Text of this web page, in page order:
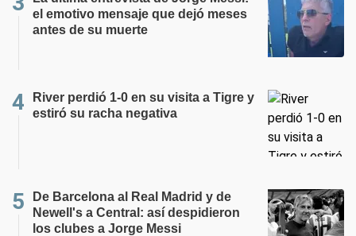
el emotivo mensaje que dejó meses
antes de su muerte
River perdió 1-0 en su visita a Tigre y
estiró su racha negativa
De Barcelona al Real Madrid y de
Newell's a Central: así despidieron
los clubes a Jorge Messi